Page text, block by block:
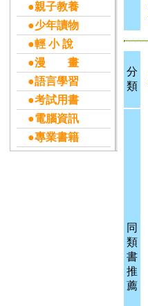
●親子教養
●少年讀物
●輕 小 說
●漫 畫
●語言學習
●考試用書
●電腦資訊
●專業書籍
分
類
同
類
書
推
薦